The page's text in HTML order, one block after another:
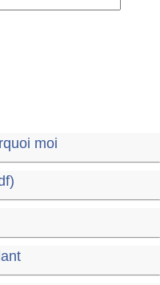
moi